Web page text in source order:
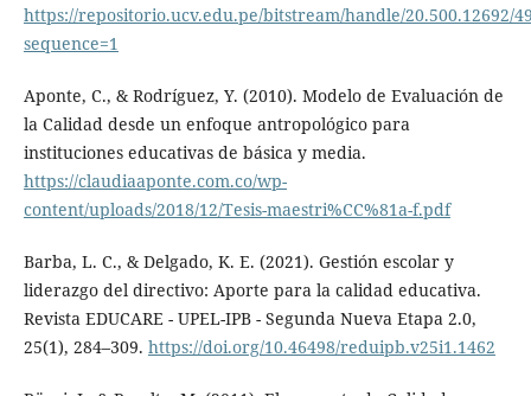
https://repositorio.ucv.edu.pe/bitstream/handle/20.500.12692/
sequence=1
Aponte, C., & Rodríguez, Y. (2010). Modelo de Evaluación de
la Calidad desde un enfoque antropológico para
instituciones educativas de básica y media.
https://claudiaaponte.com.co/wp-
content/uploads/2018/12/Tesis-maestri%CC%81a-f.pdf
Barba, L. C., & Delgado, K. E. (2021). Gestión escolar y
liderazgo del directivo: Aporte para la calidad educativa.
Revista EDUCARE - UPEL-IPB - Segunda Nueva Etapa 2.0,
25(1), 284–309. https://doi.org/10.46498/reduipb.v25i1.1462